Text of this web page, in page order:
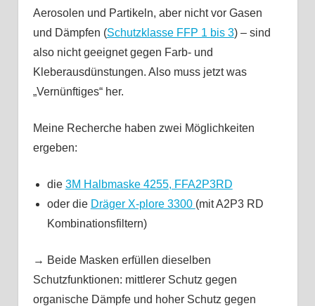
Aerosolen und Partikeln, aber nicht vor Gasen
und Dämpfen (Schutzklasse FFP 1 bis 3) – sind
also nicht geeignet gegen Farb- und
Kleberausdünstungen. Also muss jetzt was
„Vernünftiges“ her.
Meine Recherche haben zwei Möglichkeiten
ergeben:
die 3M Halbmaske 4255, FFA2P3RD
oder die Dräger X-plore 3300 (mit A2P3 RD
Kombinationsfiltern)
→ Beide Masken erfüllen dieselben
Schutzfunktionen: mittlerer Schutz gegen
organische Dämpfe und hoher Schutz gegen